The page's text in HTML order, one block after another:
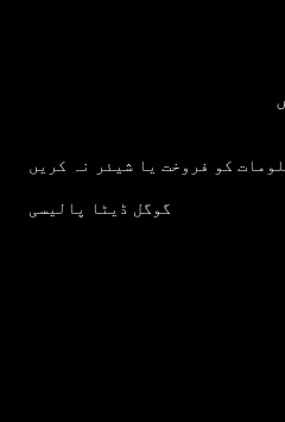
کو فروخت یا شیئر نہ کریں
گوگل ڈیٹا پالیسی